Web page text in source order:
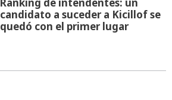
candidato a suceder a Kicillof se
quedó con el primer lugar